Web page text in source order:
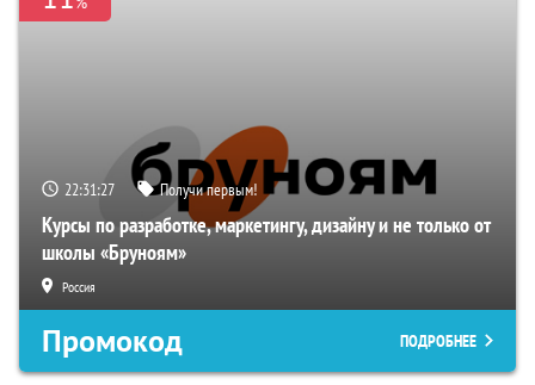
22:31:26 Получи первым!
Курсы по разработке, маркетингу, дизайну и не только от
школы «Бруноям»
Россия
Промокод ПОДРОБНЕЕ